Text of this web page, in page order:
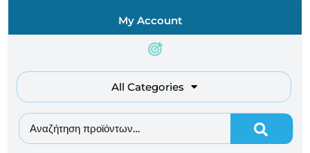
My Account
All Categories
Αναζήτηση για: